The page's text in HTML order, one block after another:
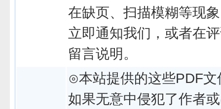
在缺页、扫描模糊等现
立即通知我们，或者在
留言说明。
⊙本站提供的这些PDF文
如果无意中侵犯了作者